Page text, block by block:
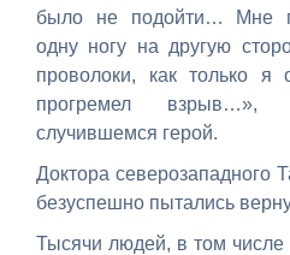
было не подойти… Мне
одну ногу на другую
проволоки, как только я
прогремел
случившемся герой.
Доктора северозападного
безуспешно пытались
Тысячи людей, в том